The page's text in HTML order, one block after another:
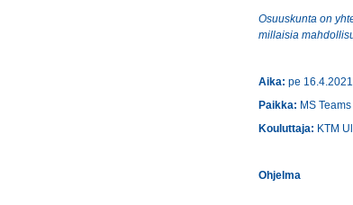
Osuuskunta on
millaisia
Aika: pe
Paikka: MS
Kouluttaja: KTM
Ohjelma